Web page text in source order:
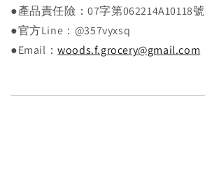
●產品責任險：07字第062214A10118號
●官方Line：@357vyxsq
●Email：woods.f.grocery@gmail.com